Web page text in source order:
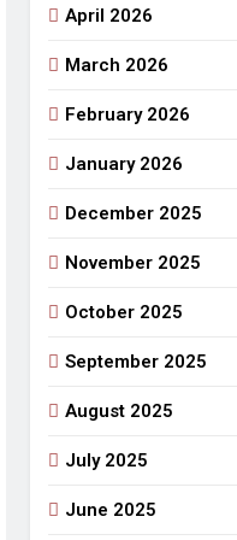
5 Days Ago
की छुट्टियां और बचपन
April 2026
March 2026
February 2026
January 2026
December 2025
November 2025
October 2025
September 2025
August 2025
July 2025
June 2025